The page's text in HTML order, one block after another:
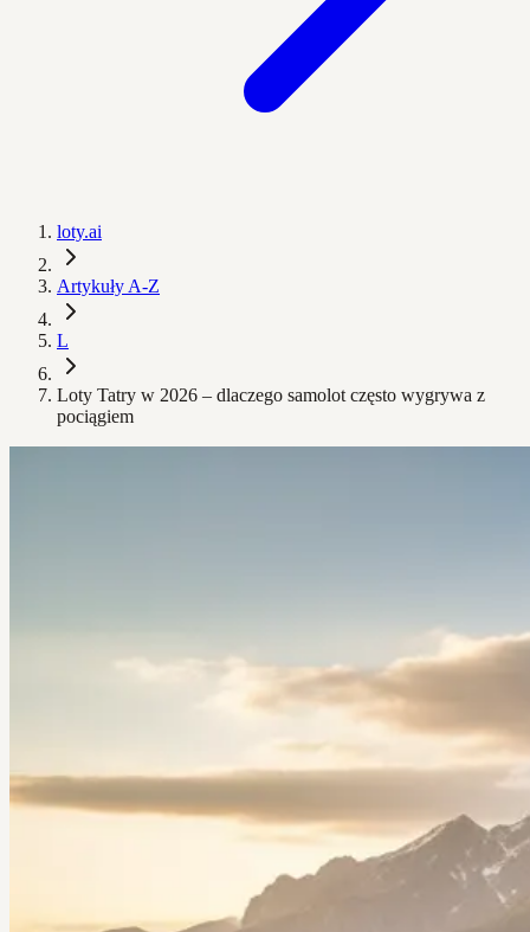
loty.ai
Artykuły A-Z
L
Loty Tatry w 2026 – dlaczego samolot często wygrywa z
pociągiem